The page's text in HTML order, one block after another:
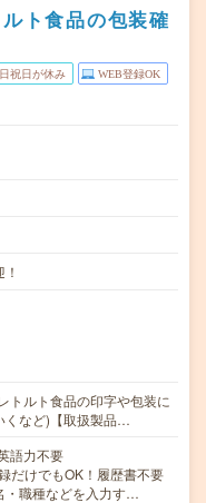
ト食品の包装確
祝日が休み WEB登録OK
トルト食品の印字や包装に
くなど)【取扱製品…
語力不要
だけでもOK！履歴書不要
職種などを入力す…